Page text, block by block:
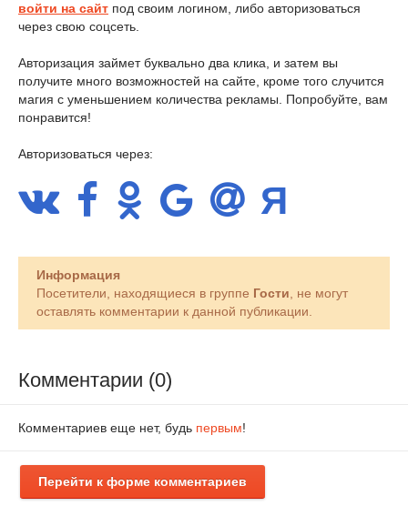
войти на сайт под своим логином, либо авторизоваться
через свою соцсеть.
Авторизация займет буквально два клика, и затем вы
получите много возможностей на сайте, кроме того случится
магия с уменьшением количества рекламы. Попробуйте, вам
понравится!
Авторизоваться через:
Информация
Посетители, находящиеся в группе Гости, не могут
оставлять комментарии к данной публикации.
Комментарии (0)
Комментариев еще нет, будь первым!
Перейти к форме комментариев